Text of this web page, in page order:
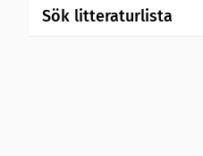
Sök litteraturlista